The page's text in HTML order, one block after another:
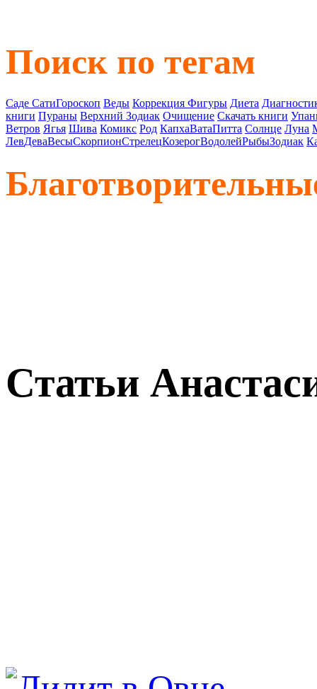
Поиск по тегам
Саде СатиГороскоп Веды Коррекция Фигуры Диета
книги Пураны Верхний Зодиак Очищение Скачать книги
Ветров Ягья Шива Комикс Род КапхаВатаПитта Солнце Луна
ЛевДеваВесыСкорпионСтрелецКозерогВодолейРыбыЗодиак
Статьи